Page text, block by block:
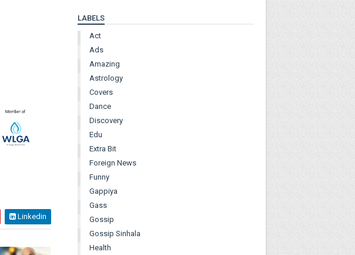
Linkedin
LABELS
Act
Ads
Amazing
Astrology
Covers
Dance
Discovery
Edu
Extra Bit
Foreign News
Funny
Gappiya
Gass
Gossip
Gossip Sinhala
Health